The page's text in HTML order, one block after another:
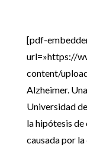
[pdf-
url=»https://
content/
Alzheimer.
Universidad
la hipótesis
causada por